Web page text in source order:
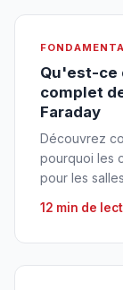
Qu'est-ce
complet
Faraday
Découvrez
pourquoi les
pour les
12 min de